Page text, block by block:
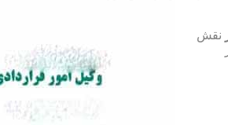
نقش